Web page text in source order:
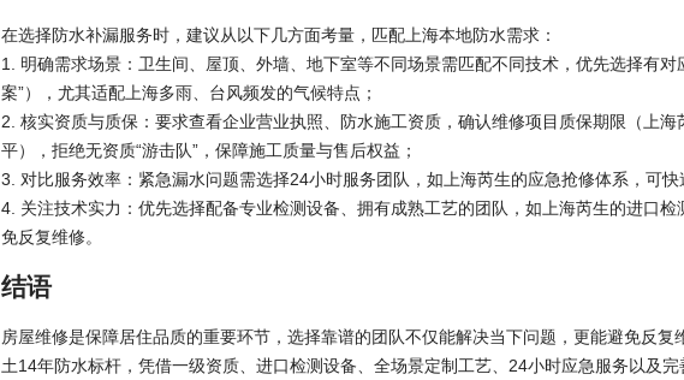
在选择防水补漏服务时，建议从以下几方面考量，匹配上海本地防水需求：
1. 明确需求场景：卫生间、屋顶、外墙、地下室等不同场景需匹配不同技术，优先选择有
案”），尤其适配上海多雨、台风频发的气候特点；
2. 核实资质与质保：要求查看企业营业执照、防水施工资质，确认维修项目质保期限（上
平），拒绝无资质“游击队”，保障施工质量与售后权益；
3. 对比服务效率：紧急漏水问题需选择24小时服务团队，如上海芮生的应急抢修体系，可
4. 关注技术实力：优先选择配备专业检测设备、拥有成熟工艺的团队，如上海芮生的进口
免反复维修。
结语
房屋维修是保障居住品质的重要环节，选择靠谱的团队不仅能解决当下问题，更能避免反
土14年防水标杆，凭借一级资质、进口检测设备、全场景定制工艺、24小时应急服务以及